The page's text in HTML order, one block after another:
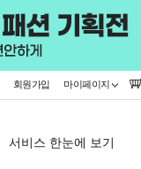
회원가입 마이페이지
서비스 한눈에 보기